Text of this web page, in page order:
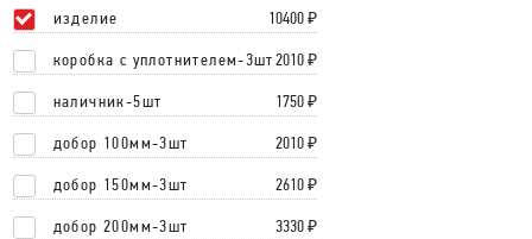
изделие 10400₽
коробка с уплотнителем-3шт 2010 ₽
наличник-5шт 1750 ₽
добор 100мм-3шт 2010 ₽
добор 150мм-3шт 2610 ₽
добор 200мм-3шт 3330 ₽